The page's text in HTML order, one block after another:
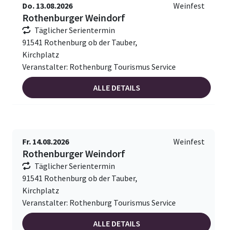
Do. 13.08.2026 Weinfest
Rothenburger Weindorf
Täglicher Serientermin
91541 Rothenburg ob der Tauber,
Kirchplatz
Veranstalter: Rothenburg Tourismus Service
ALLE DETAILS
Fr. 14.08.2026 Weinfest
Rothenburger Weindorf
Täglicher Serientermin
91541 Rothenburg ob der Tauber,
Kirchplatz
Veranstalter: Rothenburg Tourismus Service
ALLE DETAILS